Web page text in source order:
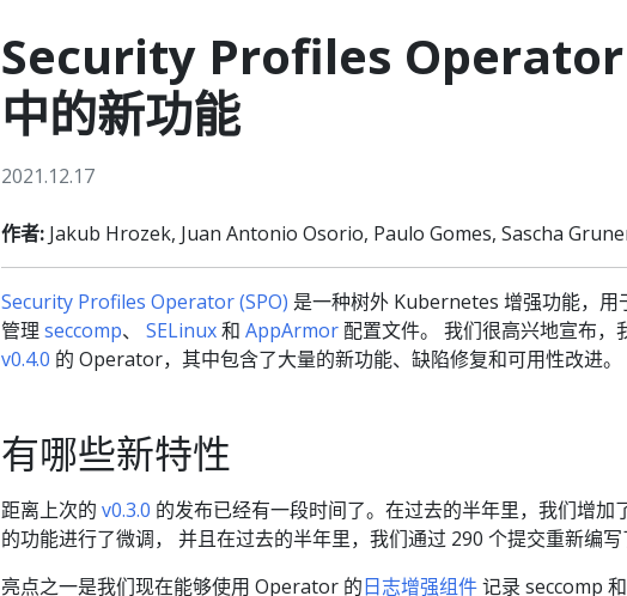
Security Profiles Operator
中的新功能
2021.12.17
作者: Jakub Hrozek, Juan Antonio Osorio, Paulo Gomes, Sascha
Security Profiles Operator (SPO) 是一种树外 Kubernetes 增强功能，用
管理 seccomp、 SELinux和 AppArmor 配置文件。 我们很高兴地宣布，
v0.4.0 的 Operator，其中包含了大量的新功能、缺陷修复和可用性改进。
有哪些新特性
距离上次的 v0.3.0 的发布已经有一段时间了。在过去的半年里，我们增加
的功能进行了微调， 并且在过去的半年里，我们通过 290 个提交重新编写
亮点之一是我们现在能够使用 Operator 的日志增强组件记录 seccomp